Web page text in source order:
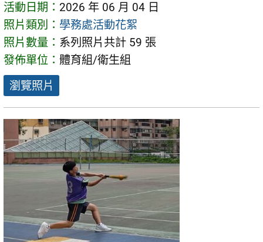
活動日期： 2026 年 06 月 04 日
照片類別： 學務處活動花絮
照片數量： 系列照片共計 59 張
發佈單位： 體育組/衛生組
瀏覽照片